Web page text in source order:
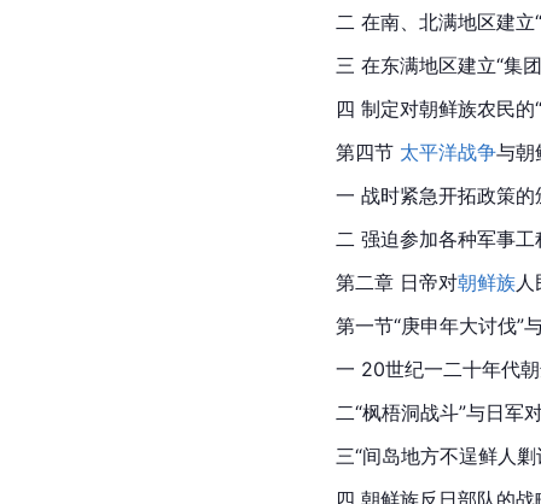
二 在南、北满地区建立
三 在东满地区建立“集
四 制定对朝鲜族农民的
第四节 太平洋战争与朝
一 战时紧急开拓政策的
二 强迫参加各种军事工
第二章 日帝对朝鲜族
第一节“庚申年大讨伐”
一 20世纪一二十年代
二“枫梧洞战斗”与日军
三“间岛地方不逞鲜人
四 朝鲜族反日部队的战